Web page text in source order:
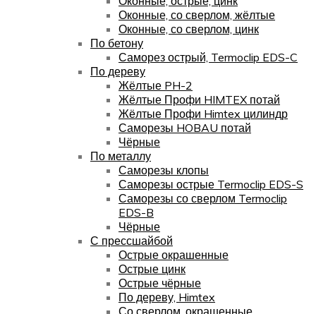
Оконные, со сверлом, жёлтые
Оконные, со сверлом, цинк
По бетону
Саморез острый, Termoclip EDS-C
По дереву
Жёлтые PH-2
Жёлтые Профи HIMTEX потай
Жёлтые Профи Himtex цилиндр
Саморезы HOBAU потай
Чёрные
По металлу
Саморезы клопы
Саморезы острые Termoclip EDS-S
Саморезы со сверлом Termoclip
EDS-B
Чёрные
С прессшайбой
Острые окрашенные
Острые цинк
Острые чёрные
По дереву, Himtex
Со сверлом, окрашенные